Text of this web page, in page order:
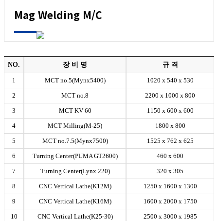
Mag Welding M/C
NO. 장 비 명 규 격
1 MCT no.5(Mynx5400) 1020 x 540 x 530
2 MCT no.8 2200 x 1000 x 800
3 MCT KV 60 1150 x 600 x 600
4 MCT Milling(M-25) 1800 x 800
5 MCT no.7.5(Mynx7500) 1525 x 762 x 625
6 Turning Center(PUMA GT2600) 460 x 600
7 Turning Center(Lynx 220) 320 x 305
8 CNC Vertical Lathe(K12M) 1250 x 1600 x 1300
9 CNC Vertical Lathe(K16M) 1600 x 2000 x 1750
10 CNC Vertical Lathe(K25-30) 2500 x 3000 x 1985